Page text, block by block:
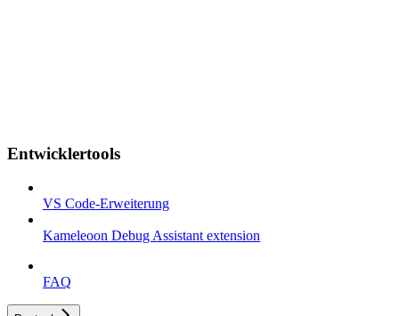
Entwicklertools
VS Code-Erweiterung
Kameleoon Debug Assistant extension
FAQ